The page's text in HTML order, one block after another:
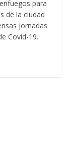
para
de la ciudad
jornadas
Covid-19.